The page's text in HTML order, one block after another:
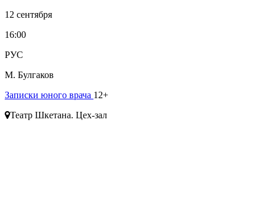
12 сентября
16:00
РУС
М. Булгаков
Записки юного врача 12+
Театр Шкетана. Цех-зал